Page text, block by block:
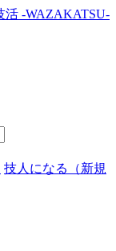
技人になる（新規